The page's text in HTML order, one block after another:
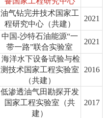
油气钻完井技术国家工
程研究中心（共建）
2021
中国-沙特石油能源“一
带一路”联合实验室
2021
海洋水下设备试验与检
测技术国家工程实验室
（共建）
2016
低渗透油气田勘探开发
国家工程实验室（共
建）
2017